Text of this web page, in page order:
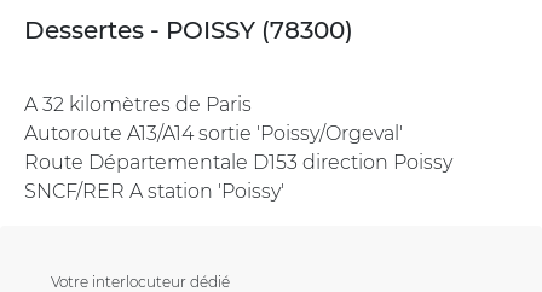
Dessertes - POISSY (78300)
A 32 kilomètres de Paris
Autoroute A13/A14 sortie 'Poissy/Orgeval'
Route Départementale D153 direction Poissy
SNCF/RER A station 'Poissy'
Votre interlocuteur dédié